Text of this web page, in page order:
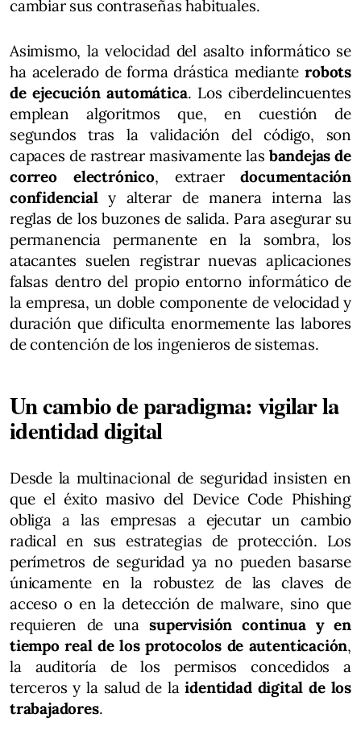
cambiar sus contraseñas habituales.
Asimismo, la velocidad del asalto informático se
ha acelerado de forma drástica mediante robots
de ejecución automática. Los ciberdelincuentes
emplean algoritmos que, en cuestión de
segundos tras la validación del código, son
capaces de rastrear masivamente las bandejas de
correo electrónico, extraerdocumentación
confidencialy alterar de manera interna las
reglas de los buzones de salida. Para asegurar su
permanencia permanente en la sombra, los
atacantes suelen registrar nuevas aplicaciones
falsas dentro del propio entorno informático de
la empresa, un doble componente de velocidad y
duración que dificulta enormemente las labores
de contención de los ingenieros de sistemas.
Un cambio de paradigma: vigilar la
identidad digital
Desde la multinacional de seguridad insisten en
que el éxito masivo del Device Code Phishing
obliga a las empresas a ejecutar un cambio
radical en sus estrategias de protección. Los
perímetros de seguridad ya no pueden basarse
únicamente en la robustez de las claves de
acceso o en la detección de malware, sino que
requieren de unasupervisión continua y en
tiempo real de los protocolos de autenticación,
la auditoría de los permisos concedidos a
terceros y la salud de laidentidad digital de los
trabajadores.